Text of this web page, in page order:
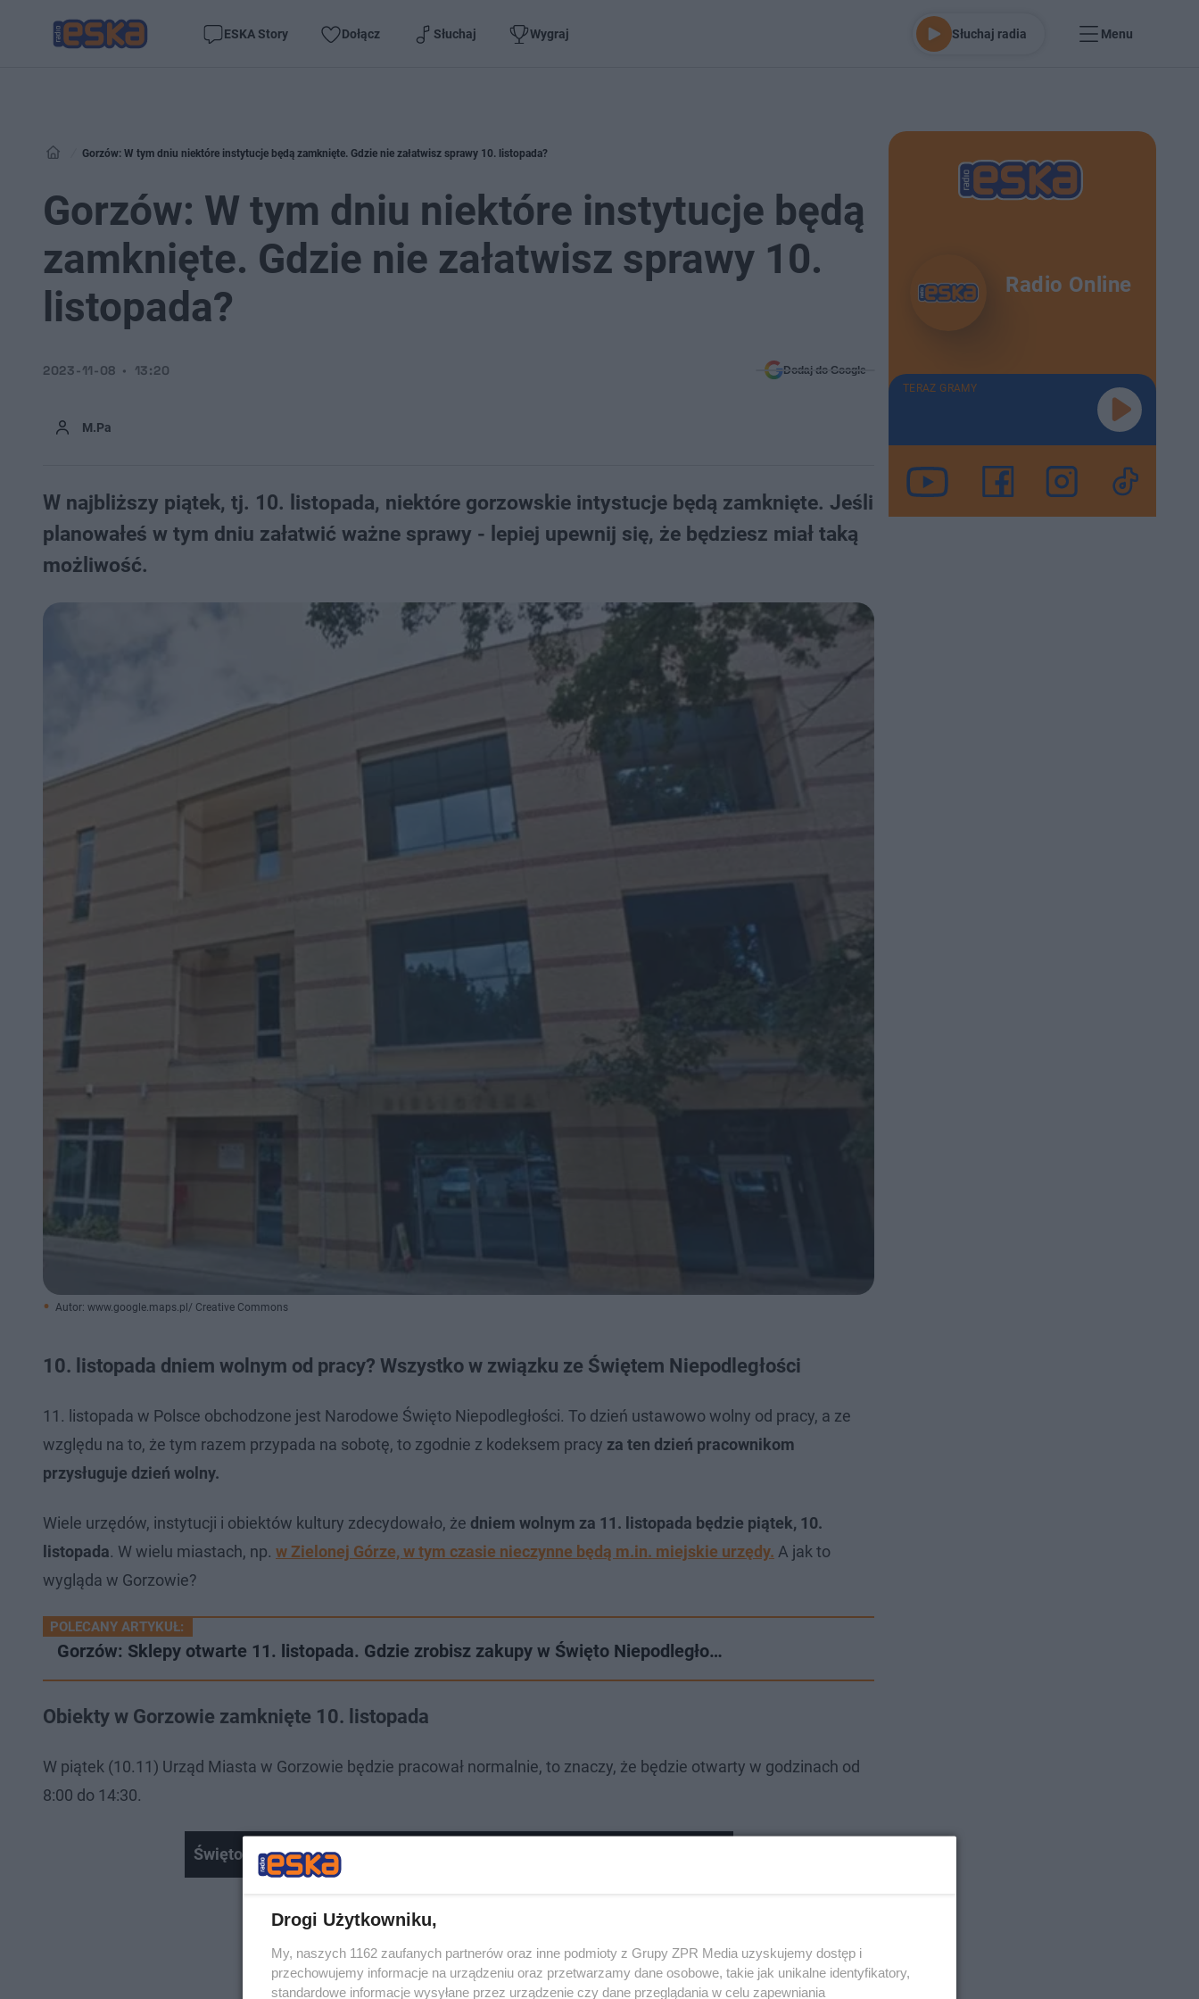
ESKA Story Dołącz Słuchaj Wygraj Słuchaj radia Menu
Gorzów: W tym dniu niektóre instytucje będą zamknięte. Gdzie nie załatwisz sprawy 10. listopada?
Gorzów: W tym dniu niektóre instytucje będą
zamknięte. Gdzie nie załatwisz sprawy 10.
listopada?
M.Pa
2023-11-08 13:20 Dodaj do Google
W najbliższy piątek, tj. 10. listopada, niektóre gorzowskie intystucje będą zamknięte. Jeśli
planowałeś w tym dniu załatwić ważne sprawy - lepiej upewnij się, że będziesz miał taką
możliwość.
Autor: www.google.maps.pl/ Creative Commons
10. listopada dniem wolnym od pracy? Wszystko w związku ze Świętem Niepodległości
11. listopada w Polsce obchodzone jest Narodowe Święto Niepodległości. To dzień ustawowo wolny od pracy, a ze
względu na to, że tym razem przypada na sobotę, to zgodnie z kodeksem pracy za ten dzień pracownikom
przysługuje dzień wolny.
Wiele urzędów, instytucji i obiektów kultury zdecydowało, że dniem wolnym za 11. listopada będzie piątek, 10.
listopada. W wielu miastach, np. w Zielonej Górze, w tym czasie nieczynne będą m.in. miejskie urzędy. A jak to
wygląda w Gorzowie?
POLECANY ARTYKUŁ:
Gorzów: Sklepy otwarte 11. listopada. Gdzie zrobisz zakupy w Święto Niepodległo…
Obiekty w Gorzowie zamknięte 10. listopada
W piątek (10.11) Urząd Miasta w Gorzowie będzie pracował normalnie, to znaczy, że będzie otwarty w godzinach od
8:00 do 14:30.
Święto Niepodległości w bydgoskim Muzeum Wojsk Lądowych
Radio Online
TERAZ GRAMY
Drogi Użytkowniku,
My, naszych 1162 zaufanych partnerów oraz inne podmioty z Grupy ZPR Media uzyskujemy dostęp i
przechowujemy informacje na urządzeniu oraz przetwarzamy dane osobowe, takie jak unikalne identyfikatory,
standardowe informacje wysyłane przez urządzenie czy dane przeglądania w celu zapewniania